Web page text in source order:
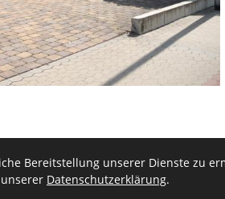
Bereitstellung unserer Dienste zu
Datenschutzerklärung.